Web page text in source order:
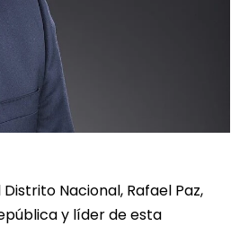
Nacional, Rafael Paz,
y líder de esta